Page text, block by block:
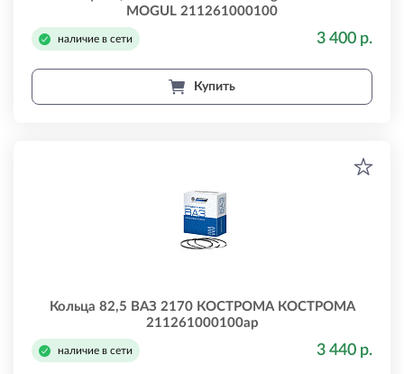
MOGUL 211261000100
наличие в сети 3 400 р.
Купить
Кольца 82,5 ВАЗ 2170 КОСТРОМА КОСТРОМА
211261000100ар
наличие в сети 3 440 р.